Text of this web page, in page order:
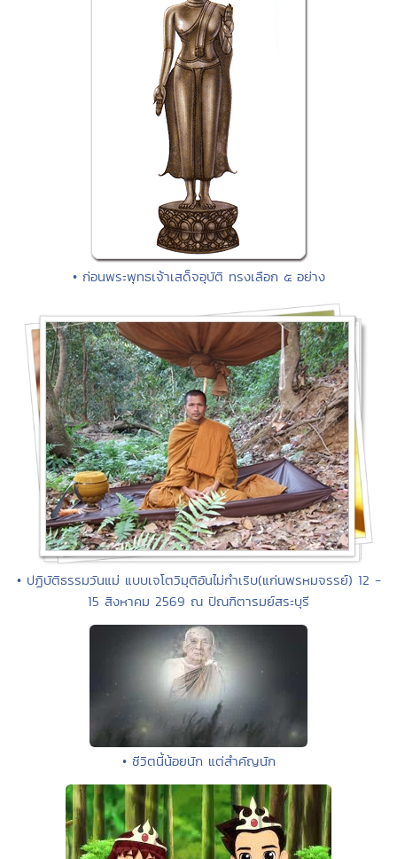
• ก่อนพระพุทธเจ้าเสด็จอุบัติ ทรงเลือก ๕ อย่าง
• ปฏิบัติธรรมวันแม่ แบบเจโตวิมุติอันไม่กำเริบ(แก่นพรหมจรรย์) 12 -
15 สิงหาคม 2569 ณ ปัณฑิตารมย์สระบุรี
• ชีวิตนี้น้อยนัก แต่สำคัญนัก